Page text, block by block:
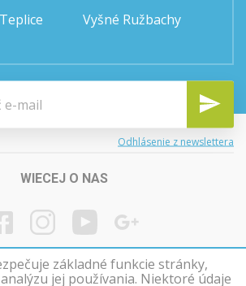
Vyšné Ružbachy
Odhlásenie z newslettera
WIECEJ O NAS
základné funkcie stránky,
jej používania. Niektoré údaje